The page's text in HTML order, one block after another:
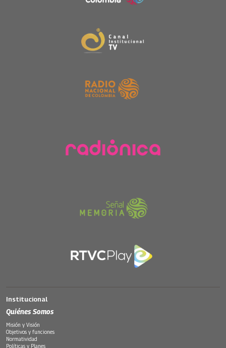
Institucional
Quiénes Somos
Misión y Visión
Objetivos y funciones
Normatividad
Políticas y Planes